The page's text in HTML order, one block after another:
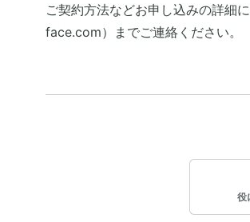
ご契約方法などお申し込みの詳細
face.com）までご連絡ください。
役